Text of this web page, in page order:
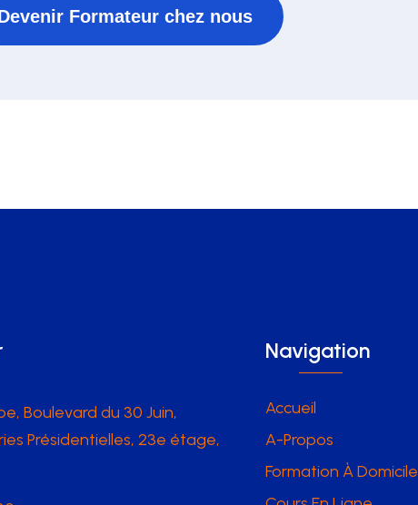
Formateur chez nous
Boulevard du 30 Juin,
Présidentielles, 23e étage,
Navigation
Accueil
A-Propos
Formation À Domicile